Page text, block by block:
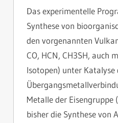
Das experimentelle
Synthese von
den vorgenannten
CO, HCN, CH3SH, auch
Isotopen) unter Katalyse
Metalle der Eisengruppe
bisher die Synthese von